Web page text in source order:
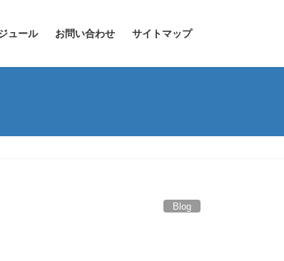
ュール お問い合わせ サイトマップ
Blog